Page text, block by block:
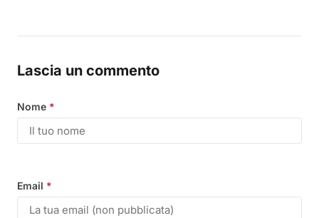
Lascia un commento
Nome *
Email *